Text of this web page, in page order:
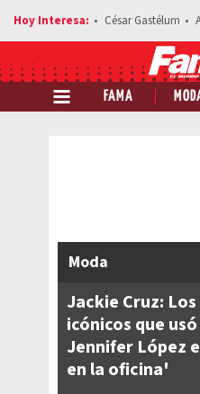
César Gastélum
FAMA
Moda
Jackie Cruz:
icónicos que
Jennifer López
en la oficina'